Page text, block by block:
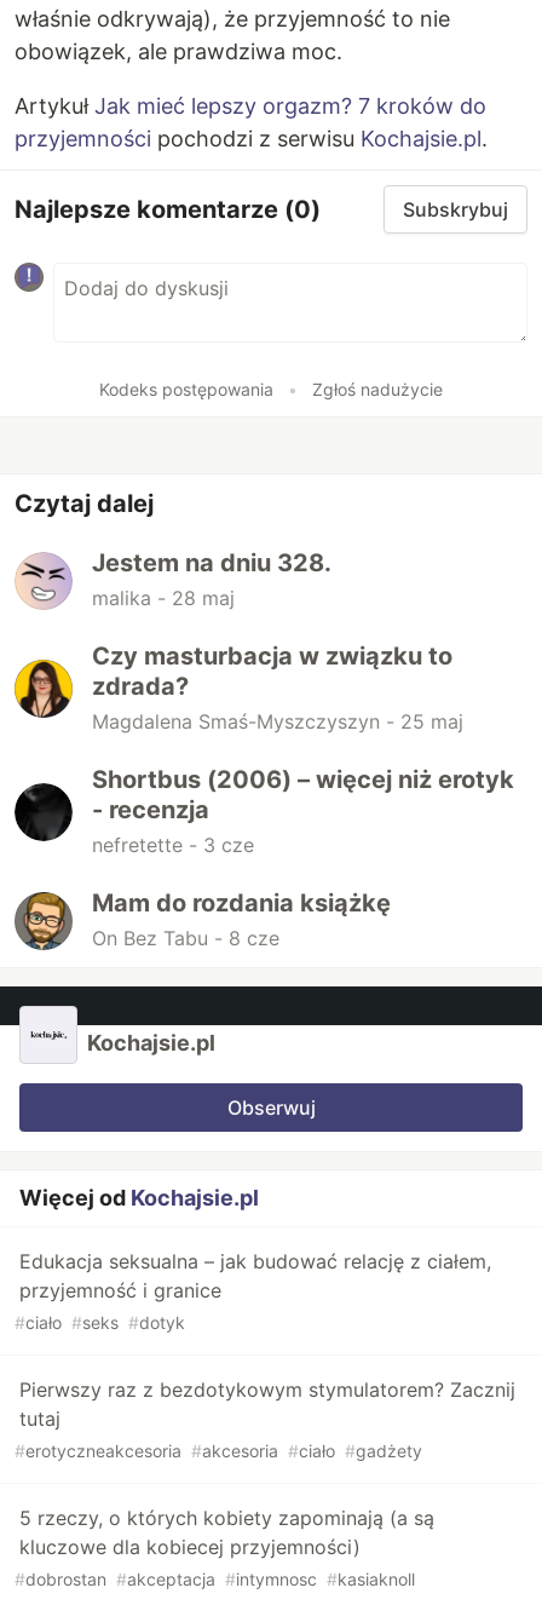
właśnie odkrywają), że przyjemność to nie
obowiązek, ale prawdziwa moc.
ArtykułJak mieć lepszy orgazm? 7 kroków do
przyjemności pochodzi z serwisu Kochajsie.pl.
Najlepsze komentarze (0) Subskrybuj
Kodeks postępowania • Zgłoś nadużycie
Czytaj dalej
Jestem na dniu 328.
malika - 28 maj
Czy masturbacja w związku to
zdrada?
Magdalena Smaś-Myszczyszyn - 25 maj
Shortbus (2006) – więcej niż erotyk
- recenzja
nefretette - 3 cze
Mam do rozdania książkę
On Bez Tabu - 8 cze
Kochajsie.pl
Obserwuj
Więcej od Kochajsie.pl
Edukacja seksualna – jak budować relację z ciałem,
przyjemność i granice
#ciało #seks #dotyk
Pierwszy raz z bezdotykowym stymulatorem? Zacznij
tutaj
#erotyczneakcesoria #akcesoria #ciało #gadżety
5 rzeczy, o których kobiety zapominają (a są
kluczowe dla kobiecej przyjemności)
#dobrostan #akceptacja #intymnosc #kasiaknoll